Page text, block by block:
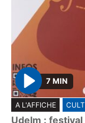
P
l
7 MIN
A L'AFFICHE
Udelm :